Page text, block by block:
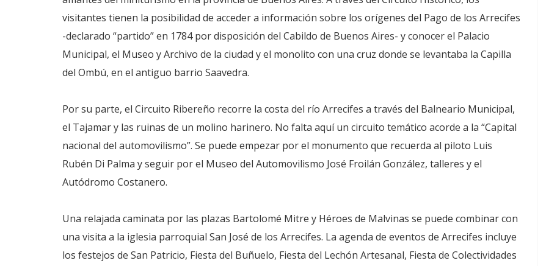
visitantes tienen la posibilidad de acceder a información sobre los orígenes del Pago de los Arrecifes
-declarado “partido” en 1784 por disposición del Cabildo de Buenos Aires- y conocer el Palacio
Municipal, el Museo y Archivo de la ciudad y el monolito con una cruz donde se levantaba la Capilla
del Ombú, en el antiguo barrio Saavedra.
Por su parte, el Circuito Ribereño recorre la costa del río Arrecifes a través del Balneario Municipal,
el Tajamar y las ruinas de un molino harinero. No falta aquí un circuito temático acorde a la “Capital
nacional del automovilismo”. Se puede empezar por el monumento que recuerda al piloto Luis
Rubén Di Palma y seguir por el Museo del Automovilismo José Froilán González, talleres y el
Autódromo Costanero.
Una relajada caminata por las plazas Bartolomé Mitre y Héroes de Malvinas se puede combinar con
una visita a la iglesia parroquial San José de los Arrecifes. La agenda de eventos de Arrecifes incluye
los festejos de San Patricio, Fiesta del Buñuelo, Fiesta del Lechón Artesanal, Fiesta de Colectividades